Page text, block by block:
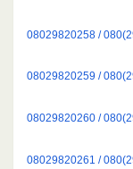
08029820258 /
08029820259 /
08029820260 /
08029820261 /